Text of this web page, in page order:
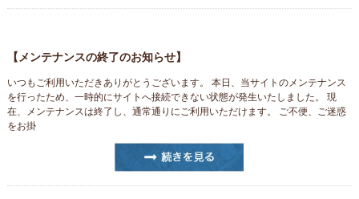
【メンテナンスの終了のお知らせ】
いつもご利用いただきありがとうございます。 本日、当サイトのメンテナンス
を行ったため、一時的にサイトへ接続できない状態が発生いたしました。 現
在、メンテナンスは終了し、通常通りにご利用いただけます。 ご不便、ご迷惑
をお掛